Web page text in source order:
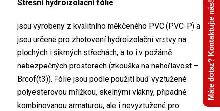
Střešní hydroizolační fólie
jsou vyrobeny z kvalitního měkčeného PVC (PVC-P) a
jsou určené pro zhotovení hydroizolační vrstvy na
plochých i šikmých střechách, a to i v požárně
nebezpečných prostorech (zkouška na nehořlavost –
Broof(t3)). Fólie jsou podle použití buď vyztužené
polyesterovou mřížkou, skelnými vlákny, případně
kombinovanou armaturou, ale i nevyztužené pro
Máte dotaz? Kontaktujte nás!